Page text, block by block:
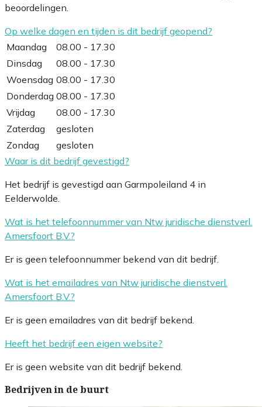
beoordelingen.
Op welke dagen en tijden is dit bedrijf geopend?
Maandag
08.00 - 17.30
Dinsdag
08.00 - 17.30
Woensdag 08.00 - 17.30
Donderdag 08.00 - 17.30
Vrijdag
08.00 - 17.30
Zaterdag
gesloten
Zondag
gesloten
Waar is dit bedrijf gevestigd?
Het bedrijf is gevestigd aan Garmpoleiland 4 in
Eelderwolde.
Wat is het telefoonnummer van Ntw juridische dienstverl.
Amersfoort B.V.?
Er is geen telefoonnummer bekend van dit bedrijf.
Wat is het emailadres van Ntw juridische dienstverl.
Amersfoort B.V.?
Er is geen emailadres van dit bedrijf bekend.
Heeft het bedrijf een eigen website?
Er is geen website van dit bedrijf bekend.
Bedrijven in de buurt